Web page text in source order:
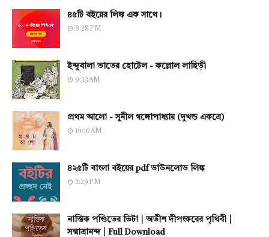
৪৫টি বইয়ের লিঙ্ক এক সাথে।
8:28 PM
ইন্দুবালা ভাতের হোটেল - কল্লোল লাহিড়ী
9:33 AM
প্রথম আলো - সুনীল গঙ্গোপাধ্যায় (দুখন্ড একত্রে)
10:10 AM
৪২৫টি বাংলা বইয়ের pdf ডাউনলোড লিঙ্ক
2:29 PM
নাস্তিক পণ্ডিতের ভিটা | অতীশ দীপংকরের পৃথিবী |
সন্মাত্রানন্দ | Full Download